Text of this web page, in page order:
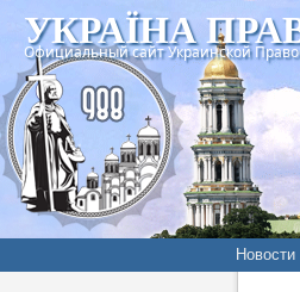
УКРАЇНА
Официальный сайт Украинской
Новости